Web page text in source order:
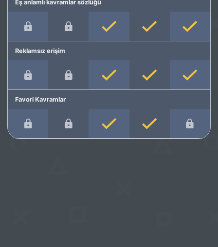
Eş anlamlı kavramlar sözlüğü
Reklamsız erişim
Favori Kavramlar